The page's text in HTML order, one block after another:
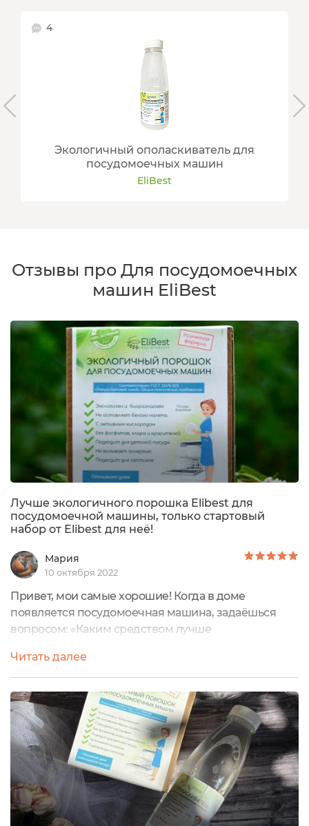
4
Экологичный ополаскиватель для
посудомоечных машин
EliBest
Отзывы про Для посудомоечных
машин EliBest
Лучше экологичного порошка Elibest для
посудомоечной машины, только стартовый
набор от Elibest для неё!
Мария
10 октября 2022
Привет, мои самые хорошие! Когда в доме
появляется посудомоечная машина, задаёшься
вопросом: «Каким средством лучше
смягчилась, и посуда блестела и вреда экологии не
было.В этом деле отличным помощником
станетэкологичный порошок для посудомоечных
машин Elibest на основе натурального мыла, с
активным кислородом. Он гипоаллергенный и
подходит для детской посуды....
Читать далее